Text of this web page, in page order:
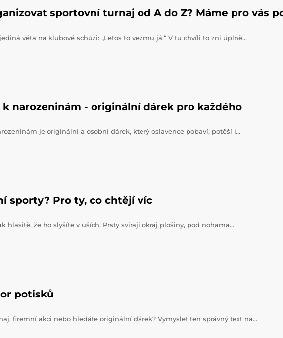
sportovní turnaj od A do Z? Máme pro vás
věta na klubové schůzi: „Letos to vezmu já.“ V tu chvíli to zní úplně…
k narozeninám - originální dárek pro každého
je originální a osobní dárek, který oslavence pobaví, potěší i…
sporty? Pro ty, co chtějí víc
hlasitě, že ho slyšíte v uších. Prsty svírají okraj plošiny, pod nohama…
potisků
firemní akci nebo hledáte originální dárek? Vymyslet ten správný text na…